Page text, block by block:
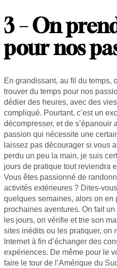
3 – On
pour nos
En grandissant, au fil du temps,
trouver du temps pour nos
dédier des heures, avec des
compliqué. Pourtant, c’est un
décompresser, et de s’épanouir
passion qui nécessite une
laissez pas décourager si vous
perdu un peu la main, je suis
jours de pratique tout reviendra
Vous êtes passionné de
activités extérieures ? Dites-
quelques semaines, alors on en
prochaines aventures. On fait
les jours, on vérifie et trie son
sites inédits ou les pratiquer, on
Internet à fin d’échanger des
expériences. De même pour le
faire le tour de l’Amérique du